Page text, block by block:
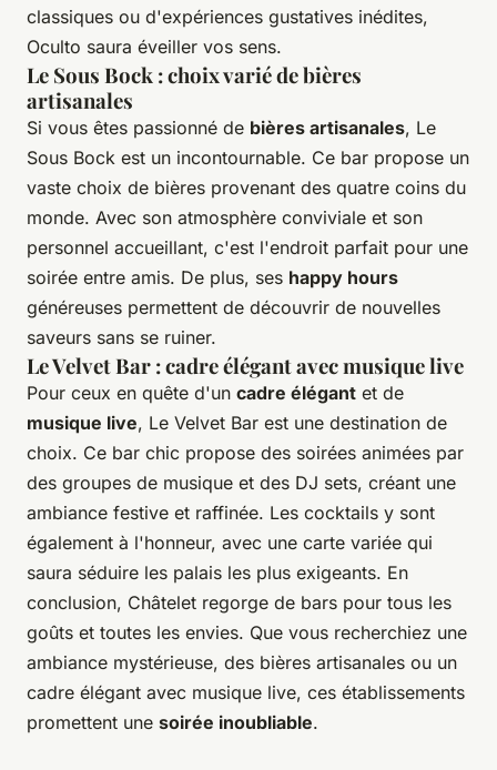
classiques ou d'expériences gustatives inédites,
Oculto saura éveiller vos sens.
Le Sous Bock : choix varié de bières
artisanales
Si vous êtes passionné de bières artisanales, Le
Sous Bock est un incontournable. Ce bar propose un
vaste choix de bières provenant des quatre coins du
monde. Avec son atmosphère conviviale et son
personnel accueillant, c'est l'endroit parfait pour une
soirée entre amis. De plus, ses happy hours
généreuses permettent de découvrir de nouvelles
saveurs sans se ruiner.
Le Velvet Bar : cadre élégant avec musique live
Pour ceux en quête d'un cadre élégant et de
musique live, Le Velvet Bar est une destination de
choix. Ce bar chic propose des soirées animées par
des groupes de musique et des DJ sets, créant une
ambiance festive et raffinée. Les cocktails y sont
également à l'honneur, avec une carte variée qui
saura séduire les palais les plus exigeants. En
conclusion, Châtelet regorge de bars pour tous les
goûts et toutes les envies. Que vous recherchiez une
ambiance mystérieuse, des bières artisanales ou un
cadre élégant avec musique live, ces établissements
promettent une soirée inoubliable.